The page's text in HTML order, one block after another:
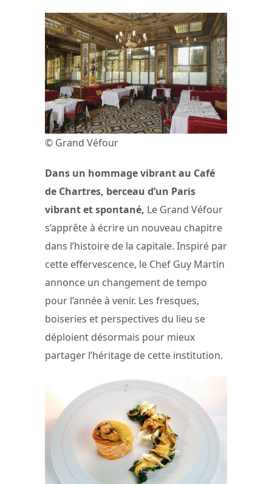
© Grand Véfour
Dans un hommage vibrant au Café
de Chartres, berceau d’un Paris
vibrant et spontané, Le Grand Véfour
s’apprête à écrire un nouveau chapitre
dans l’histoire de la capitale. Inspiré par
cette effervescence, le Chef Guy Martin
annonce un changement de tempo
pour l’année à venir. Les fresques,
boiseries et perspectives du lieu se
déploient désormais pour mieux
partager l’héritage de cette institution.